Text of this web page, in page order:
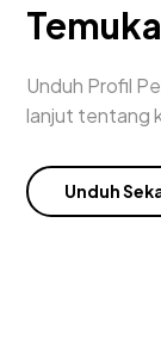
Unduh Profil
lanjut tentang
Unduh